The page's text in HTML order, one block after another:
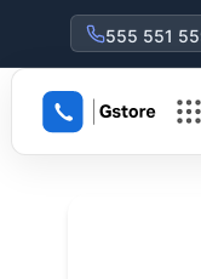
555 551